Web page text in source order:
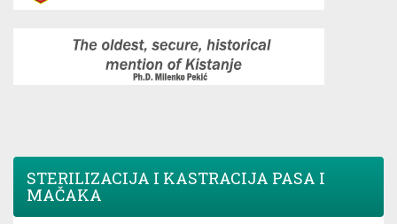
STERILIZACIJA I KASTRACIJA PASA I
MAČAKA